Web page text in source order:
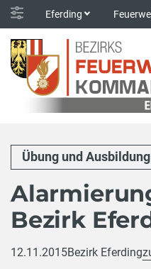
Eferding
Übung und Ausbildung
Bezirk
12.11.2015Bezirk Eferding